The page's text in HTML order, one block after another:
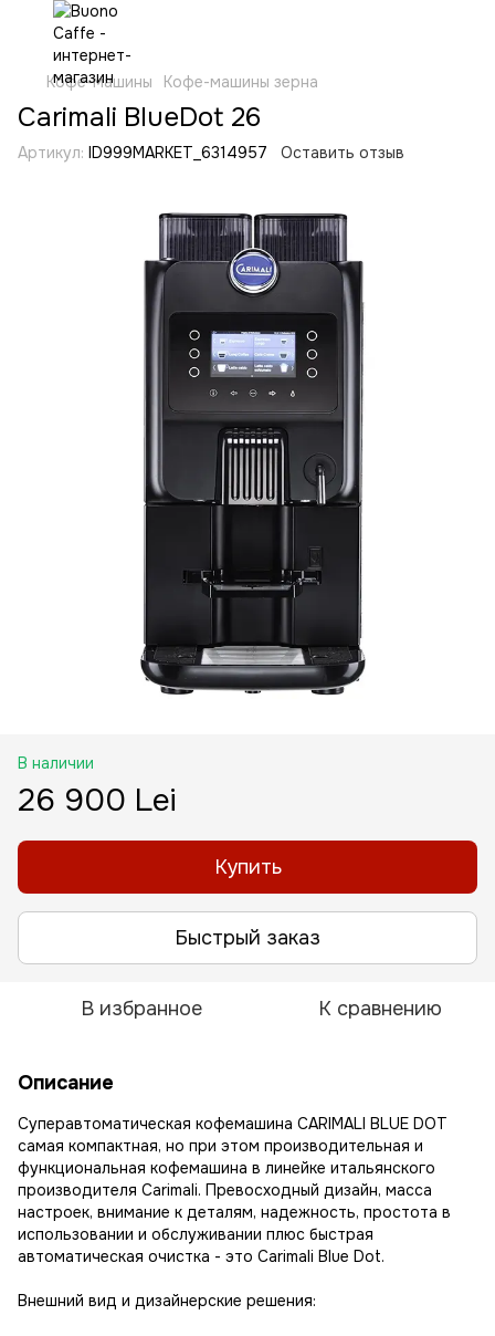
Кофе-машины Кофе-машины зерна
Carimali BlueDot 26
Артикул: ID999MARKET_6314957 Оставить отзыв
В наличии
26 900 Lei
Купить
Быстрый заказ
В избранное К сравнению
Описание
Суперавтоматическая кофемашина CARIMALI BLUE DOT
самая компактная, но при этом производительная и
функциональная кофемашина в линейке итальянского
производителя Carimali. Превосходный дизайн, масса
настроек, внимание к деталям, надежность, простота в
использовании и обслуживании плюс быстрая
автоматическая очистка - это Carimali Blue Dot.
Внешний вид и дизайнерские решения: